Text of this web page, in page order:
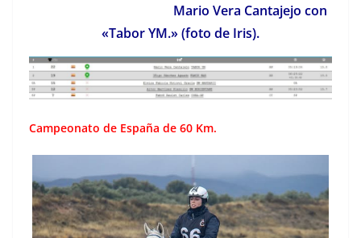
Mario Vera Cantajejo con
«Tabor YM.» (foto de Iris).
Campeonato de España de 60 Km.